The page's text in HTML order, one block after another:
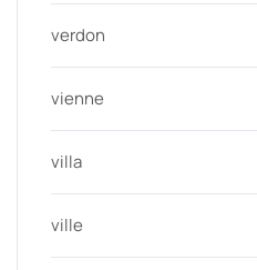
verdon
vienne
villa
ville